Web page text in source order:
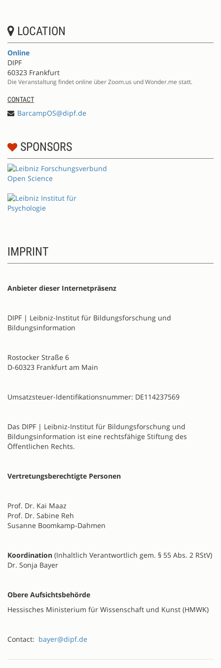
LOCATION
Online
DIPF
60323 Frankfurt
Die Veranstaltung findet online über Zoom.us und Wonder.me statt.
CONTACT
BarcampOS@dipf.de
SPONSORS
IMPRINT
Anbieter dieser Internetpräsenz
DIPF | Leibniz-Institut für Bildungsforschung und
Bildungsinformation
Rostocker Straße 6
D-60323 Frankfurt am Main
Umsatzsteuer-Identifikationsnummer: DE114237569
Das DIPF | Leibniz-Institut für Bildungsforschung und
Bildungsinformation ist eine rechtsfähige Stiftung des
Öffentlichen Rechts.
Vertretungsberechtigte Personen
Prof. Dr. Kai Maaz
Prof. Dr. Sabine Reh
Susanne Boomkamp-Dahmen
Koordination (Inhaltlich Verantwortlich gem. § 55 Abs. 2 RStV)
Dr. Sonja Bayer
Obere Aufsichtsbehörde
Hessisches Ministerium für Wissenschaft und Kunst (HMWK)
Contact: bayer@dipf.de